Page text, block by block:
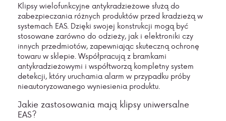
Klipsy wielofunkcyjne antykradzieżowe służą do
zabezpieczania różnych produktów przed kradzieżą w
systemach EAS. Dzięki swojej konstrukcji mogą być
stosowane zarówno do odzieży, jak i elektroniki czy
innych przedmiotów, zapewniając skuteczną ochronę
towaru w sklepie. Współpracują z bramkami
antykradzieżowymi i współtworzą kompletny system
detekcji, który uruchamia alarm w przypadku próby
nieautoryzowanego wyniesienia produktu.
Jakie zastosowania mają klipsy uniwersalne
EAS?